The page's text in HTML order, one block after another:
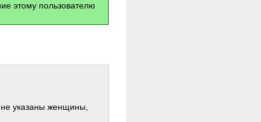
этому пользователю
указаны женщины,